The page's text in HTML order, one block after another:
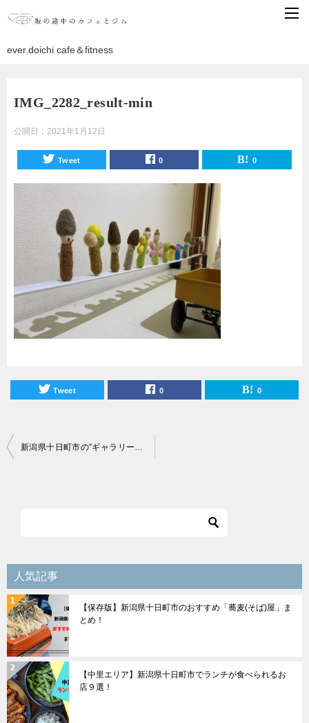
ever.doichi cafe＆fitness
IMG_2282_result-min
公開日： 2021年1月12日
Tweet 0 0
Tweet 0 0
投
シ
ョ
ン
人気記事
【保存版】新潟県十日町市のおすすめ「蕎麦(そば)屋」ま
とめ！
【中里エリア】新潟県十日町市でランチが食べられるお
店９選！